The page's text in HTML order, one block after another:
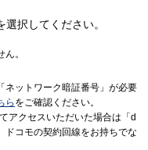
択してください。
。
ネットワーク暗証番号」が必要
ら をご確認ください。
アクセスいただいた場合は「d
ドコモの契約回線をお持ちでな